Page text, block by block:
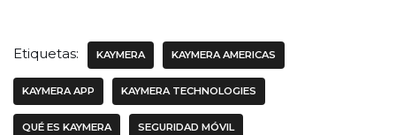
Etiquetas: KAYMERA KAYMERA AMERICAS
KAYMERA APP KAYMERA TECHNOLOGIES
QUÉ ES KAYMERA SEGURIDAD MÓVIL